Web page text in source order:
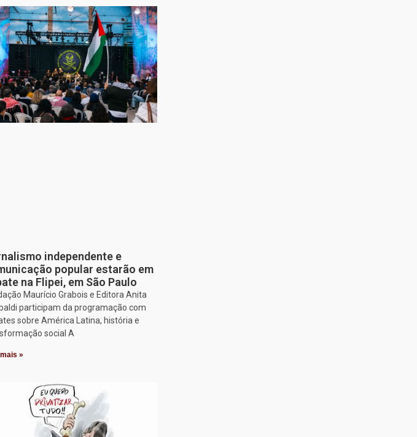
independente e
popular estarão em
na Flipei, em São Paulo
Maurício Grabois e Editora Anita
participam da programação com
sobre América Latina, história e
social A
»